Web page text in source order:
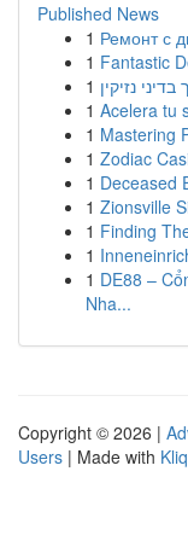
Published News
1 Ремонт с
1 Fantastic
1 נזיקין
1 Acelera tu
1 Mastering
1 Zodiac
1 Deceased
1 Zionsville
1 Finding
1
1 DE88 –
Nha...
Copyright © 2026 |
Users | Made with